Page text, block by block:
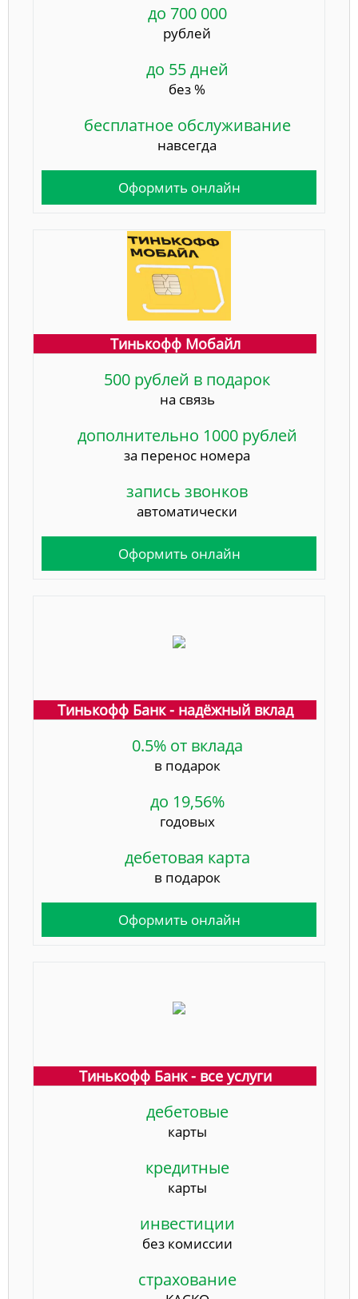
до 700 000
рублей
до 55 дней
без %
бесплатное обслуживание
навсегда
Оформить онлайн
Тинькофф Мобайл
500 рублей в подарок
на связь
дополнительно 1000 рублей
за перенос номера
запись звонков
автоматически
Оформить онлайн
Тинькофф Банк - надёжный вклад
0.5% от вклада
в подарок
до 19,56%
годовых
дебетовая карта
в подарок
Оформить онлайн
Тинькофф Банк - все услуги
дебетовые
карты
кредитные
карты
инвестиции
без комиссии
страхование